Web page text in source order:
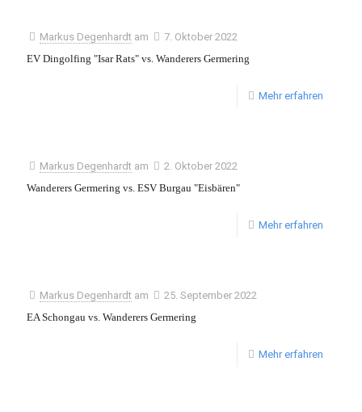
Markus Degenhardt am
7. Oktober 2022
EV Dingolfing "Isar Rats" vs. Wanderers Germering
Mehr erfahren
Markus Degenhardt am
2. Oktober 2022
Wanderers Germering vs. ESV Burgau "Eisbären"
Mehr erfahren
Markus Degenhardt am
25. September 2022
EA Schongau vs. Wanderers Germering
Mehr erfahren